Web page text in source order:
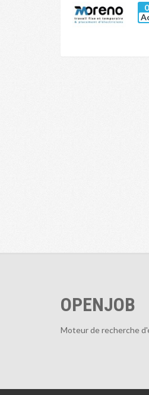
OPENJOB
Moteur de recherche